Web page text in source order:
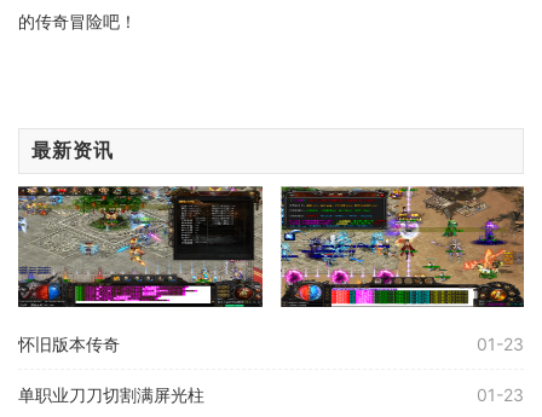
的传奇冒险吧！
最新资讯
怀旧版本传奇 01-23
单职业刀刀切割满屏光柱 01-23